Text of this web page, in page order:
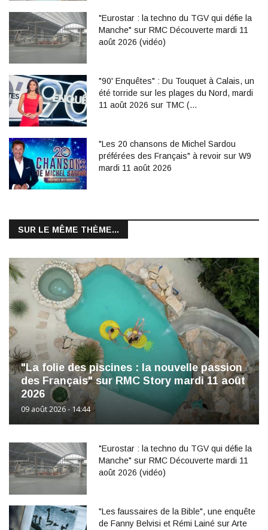
"Eurostar : la techno du TGV qui défie la
Manche" sur RMC Découverte mardi 11
août 2026 (vidéo)
"90' Enquêtes" : Du Touquet à Calais, un
été torride sur les plages du Nord, mardi
11 août 2026 sur TMC (…
"Les 20 chansons de Michel Sardou
préférées des Français" à revoir sur W9
mardi 11 août 2026
SUR LE MÊME THÈME...
"La folie des piscines : la nouvelle passion
des Français" sur RMC Story mardi 11 août
2026
09 août 2026 - 14:44
"Eurostar : la techno du TGV qui défie la
Manche" sur RMC Découverte mardi 11
août 2026 (vidéo)
"Les faussaires de la Bible", une enquête
de Fanny Belvisi et Rémi Lainé sur Arte